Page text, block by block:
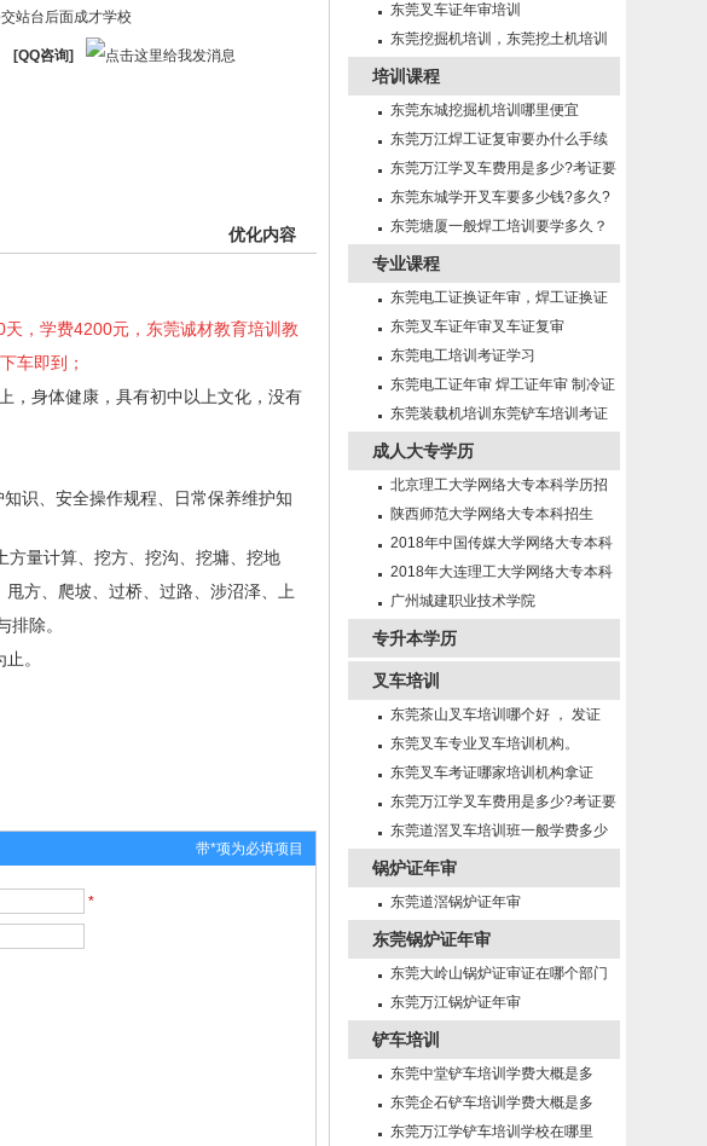
站台后面成才学校
[QQ咨询]
优化内容
，学费4200元，东莞诚材教育培训教
车即到；
，身体健康，具有初中以上文化，没有
识、安全操作规程、日常保养维护知
量计算、挖方、挖沟、挖墉、挖地
方、爬坡、过桥、过路、涉沼泽、上
除。
。
带*项为必填项目
*
东莞叉车证年审培训
东莞挖掘机培训，东莞挖土机培训
培训课程
东莞东城挖掘机培训哪里便宜
东莞万江焊工证复审要办什么手续
东莞万江学叉车费用是多少?考证要
多久?
东莞东城学开叉车要多少钱?多久?
东莞塘厦一般焊工培训要学多久？
专业课程
东莞电工证换证年审，焊工证换证
年审
东莞叉车证年审叉车证复审
东莞电工培训考证学习
东莞电工证年审 焊工证年审 制冷证
年审
东莞装载机培训东莞铲车培训考证
成人大专学历
北京理工大学网络大专本科学历招
生简章
陕西师范大学网络大专本科招生
2018年中国传媒大学网络大专本科
招生
2018年大连理工大学网络大专本科
招生
广州城建职业技术学院
专升本学历
叉车培训
东莞茶山叉车培训哪个好 ， 发证
快！
东莞叉车专业叉车培训机构。
东莞叉车考证哪家培训机构拿证
快！
东莞万江学叉车费用是多少?考证要
多久?
东莞道滘叉车培训班一般学费多少
锅炉证年审
东莞道滘锅炉证年审
东莞锅炉证年审
东莞大岭山锅炉证审证在哪个部门
年审
东莞万江锅炉证年审
铲车培训
东莞中堂铲车培训学费大概是多
少？
东莞企石铲车培训学费大概是多
少？
东莞万江学铲车培训学校在哪里